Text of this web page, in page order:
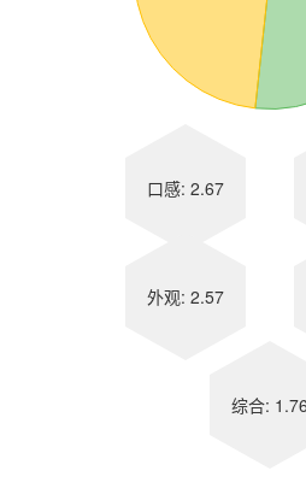
口感: 2.67
外观: 2.57
综合: 1.76